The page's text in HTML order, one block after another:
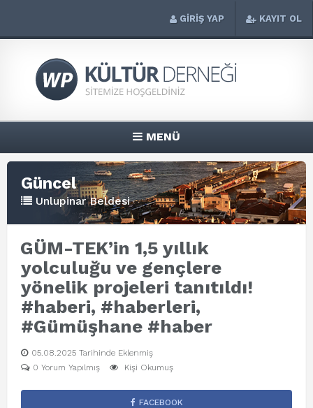
GİRİŞ YAP KAYIT OL
MENÜ
Güncel
Unlupinar Beldesi
GÜM-TEK’in 1,5 yıllık
yolculuğu ve gençlere
yönelik projeleri tanıtıldı!
#haberi, #haberleri,
#Gümüşhane #haber
05.08.2025 Tarihinde Eklenmiş
0 Yorum Yapılmış
Kişi Okumuş
FACEBOOK